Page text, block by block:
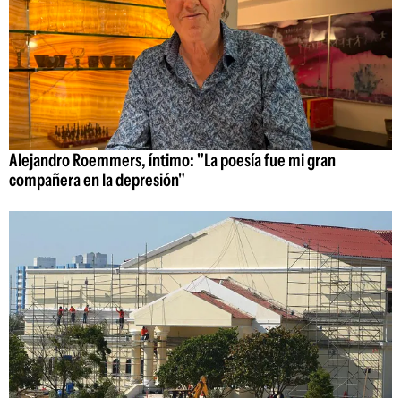
Alejandro Roemmers, íntimo: "La poesía fue mi gran
compañera en la depresión"